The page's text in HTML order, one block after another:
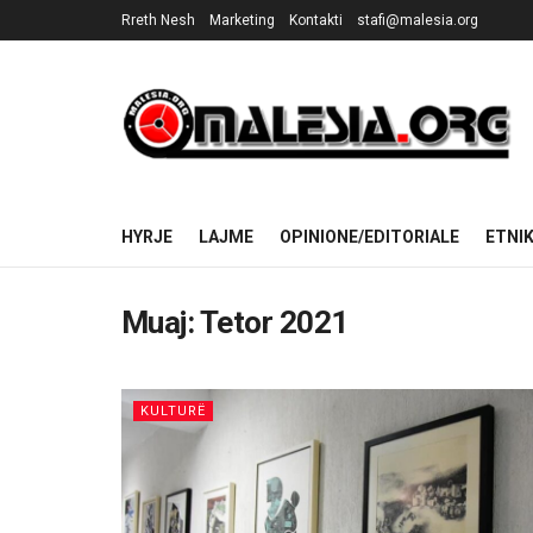
Rreth Nesh Marketing Kontakti stafi@malesia.org
HYRJE LAJME OPINIONE/EDITORIALE
Muaj:Tetor 2021
KULTURË